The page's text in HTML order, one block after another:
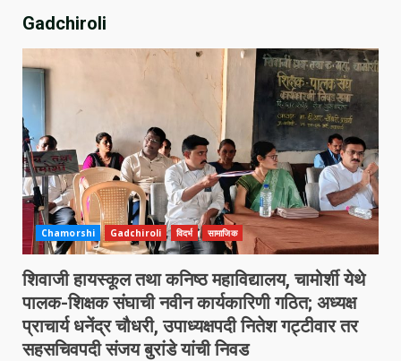
Gadchiroli
Chamorshi Gadchiroli विदर्भ सामाजिक
शिवाजी हायस्कूल तथा कनिष्ठ महाविद्यालय, चामोर्शी येथे
पालक-शिक्षक संघाची नवीन कार्यकारिणी गठित; अध्यक्ष
प्राचार्य धनेंद्र चौधरी, उपाध्यक्षपदी नितेश गट्टीवार तर
सहसचिवपदी संजय बुरांडे यांची निवड